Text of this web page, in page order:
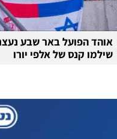
אוהד הפועל באר שבע
שילמו קנס של אלפי יורו